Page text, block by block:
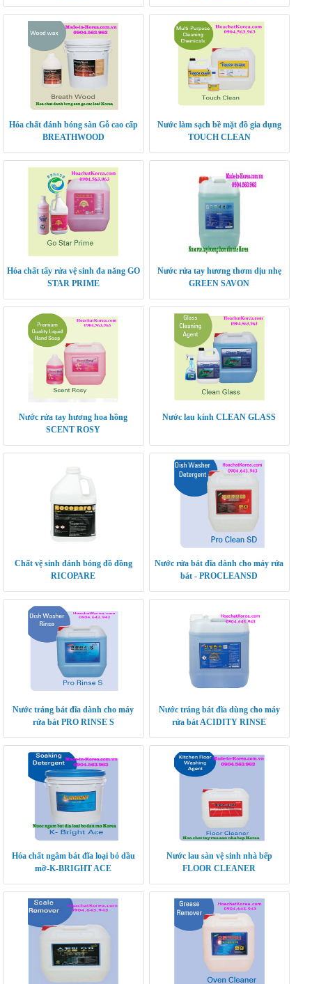
Hóa chất đánh bóng sàn Gỗ cao cấp
BREATHWOOD
Nước làm sạch bề mặt đồ gia dụng
TOUCH CLEAN
Hóa chất tẩy rửa vệ sinh đa năng GO
STAR PRIME
Nước rửa tay hương thơm dịu nhẹ
GREEN SAVON
Nước rửa tay hương hoa hồng
SCENT ROSY
Nước lau kính CLEAN GLASS
Chất vệ sinh đánh bóng đồ đồng
RICOPARE
Nước rửa bát đĩa dành cho máy rửa
bát - PROCLEANSD
Nước tráng bát đĩa dành cho máy
rửa bát PRO RINSE S
Nước tráng bát đĩa dùng cho máy
rửa bát ACIDITY RINSE
Hóa chất ngâm bát đĩa loại bỏ dầu
mỡ-K-BRIGHT ACE
Nước lau sàn vệ sinh nhà bếp
FLOOR CLEANER